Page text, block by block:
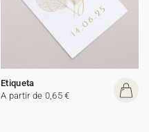
Etiqueta
A partir de 0,65 €